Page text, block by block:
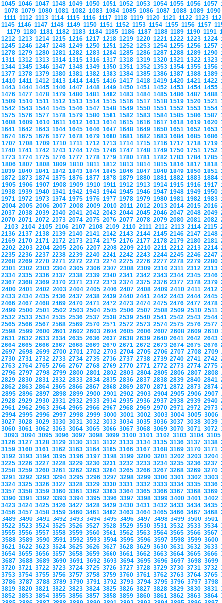
1045 1046 1047 1048 1049 1050 1051 1052 1053 1054 1055 1056 1057
1078 1079 1080 1081 1082 1083 1084 1085 1086 1087 1088 1089
1111 1112 1113 1114 1115 1116 1117 1118 1119 1120 1121 1122 1123
1145 1146 1147 1148 1149 1150 1151 1152 1153 1154 1155 1156 1157
1179 1180 1181 1182 1183 1184 1185 1186 1187 1188 1189 1190 1191
1212 1213 1214 1215 1216 1217 1218 1219 1220 1221 1222 1223 1224
1245 1246 1247 1248 1249 1250 1251 1252 1253 1254 1255 1256 1257
1278 1279 1280 1281 1282 1283 1284 1285 1286 1287 1288 1289 1290
1311 1312 1313 1314 1315 1316 1317 1318 1319 1320 1321 1322 1323
1344 1345 1346 1347 1348 1349 1350 1351 1352 1353 1354 1355 1356
1377 1378 1379 1380 1381 1382 1383 1384 1385 1386 1387 1388 1389
1410 1411 1412 1413 1414 1415 1416 1417 1418 1419 1420 1421 1422
1443 1444 1445 1446 1447 1448 1449 1450 1451 1452 1453 1454 1455
1476 1477 1478 1479 1480 1481 1482 1483 1484 1485 1486 1487 1488
1509 1510 1511 1512 1513 1514 1515 1516 1517 1518 1519 1520 1521
1542 1543 1544 1545 1546 1547 1548 1549 1550 1551 1552 1553 1554
1575 1576 1577 1578 1579 1580 1581 1582 1583 1584 1585 1586 1587
1608 1609 1610 1611 1612 1613 1614 1615 1616 1617 1618 1619 1620
1641 1642 1643 1644 1645 1646 1647 1648 1649 1650 1651 1652 1653
1674 1675 1676 1677 1678 1679 1680 1681 1682 1683 1684 1685 1686
1707 1708 1709 1710 1711 1712 1713 1714 1715 1716 1717 1718 1719
1740 1741 1742 1743 1744 1745 1746 1747 1748 1749 1750 1751 1752
1773 1774 1775 1776 1777 1778 1779 1780 1781 1782 1783 1784 1785
1806 1807 1808 1809 1810 1811 1812 1813 1814 1815 1816 1817 1818
1839 1840 1841 1842 1843 1844 1845 1846 1847 1848 1849 1850 1851
1872 1873 1874 1875 1876 1877 1878 1879 1880 1881 1882 1883 1884
1905 1906 1907 1908 1909 1910 1911 1912 1913 1914 1915 1916 1917
1938 1939 1940 1941 1942 1943 1944 1945 1946 1947 1948 1949 1950
1971 1972 1973 1974 1975 1976 1977 1978 1979 1980 1981 1982 1983
2004 2005 2006 2007 2008 2009 2010 2011 2012 2013 2014 2015 2016
2037 2038 2039 2040 2041 2042 2043 2044 2045 2046 2047 2048 2049
2070 2071 2072 2073 2074 2075 2076 2077 2078 2079 2080 2081 2082
2103 2104 2105 2106 2107 2108 2109 2110 2111 2112 2113 2114 2115
2136 2137 2138 2139 2140 2141 2142 2143 2144 2145 2146 2147 2148
2169 2170 2171 2172 2173 2174 2175 2176 2177 2178 2179 2180 2181
2202 2203 2204 2205 2206 2207 2208 2209 2210 2211 2212 2213 2214
2235 2236 2237 2238 2239 2240 2241 2242 2243 2244 2245 2246 2247
2268 2269 2270 2271 2272 2273 2274 2275 2276 2277 2278 2279 2280
2301 2302 2303 2304 2305 2306 2307 2308 2309 2310 2311 2312 2313
2334 2335 2336 2337 2338 2339 2340 2341 2342 2343 2344 2345 2346
2367 2368 2369 2370 2371 2372 2373 2374 2375 2376 2377 2378 2379
2400 2401 2402 2403 2404 2405 2406 2407 2408 2409 2410 2411 2412
2433 2434 2435 2436 2437 2438 2439 2440 2441 2442 2443 2444 2445
2466 2467 2468 2469 2470 2471 2472 2473 2474 2475 2476 2477 2478
2499 2500 2501 2502 2503 2504 2505 2506 2507 2508 2509 2510 2511
2532 2533 2534 2535 2536 2537 2538 2539 2540 2541 2542 2543 2544
2565 2566 2567 2568 2569 2570 2571 2572 2573 2574 2575 2576 2577
2598 2599 2600 2601 2602 2603 2604 2605 2606 2607 2608 2609 2610
2631 2632 2633 2634 2635 2636 2637 2638 2639 2640 2641 2642 2643
2664 2665 2666 2667 2668 2669 2670 2671 2672 2673 2674 2675 2676
2697 2698 2699 2700 2701 2702 2703 2704 2705 2706 2707 2708 2709
2730 2731 2732 2733 2734 2735 2736 2737 2738 2739 2740 2741 2742
2763 2764 2765 2766 2767 2768 2769 2770 2771 2772 2773 2774 2775
2796 2797 2798 2799 2800 2801 2802 2803 2804 2805 2806 2807 2808
2829 2830 2831 2832 2833 2834 2835 2836 2837 2838 2839 2840 2841
2862 2863 2864 2865 2866 2867 2868 2869 2870 2871 2872 2873 2874
2895 2896 2897 2898 2899 2900 2901 2902 2903 2904 2905 2906 2907
2928 2929 2930 2931 2932 2933 2934 2935 2936 2937 2938 2939 2940
2961 2962 2963 2964 2965 2966 2967 2968 2969 2970 2971 2972 2973
2994 2995 2996 2997 2998 2999 3000 3001 3002 3003 3004 3005 3006
3027 3028 3029 3030 3031 3032 3033 3034 3035 3036 3037 3038 3039
3060 3061 3062 3063 3064 3065 3066 3067 3068 3069 3070 3071 3072
3093 3094 3095 3096 3097 3098 3099 3100 3101 3102 3103 3104
3126 3127 3128 3129 3130 3131 3132 3133 3134 3135 3136 3137 3138
3159 3160 3161 3162 3163 3164 3165 3166 3167 3168 3169 3170 3171
3192 3193 3194 3195 3196 3197 3198 3199 3200 3201 3202 3203 3204
3225 3226 3227 3228 3229 3230 3231 3232 3233 3234 3235 3236 3237
3258 3259 3260 3261 3262 3263 3264 3265 3266 3267 3268 3269 3270
3291 3292 3293 3294 3295 3296 3297 3298 3299 3300 3301 3302 3303
3324 3325 3326 3327 3328 3329 3330 3331 3332 3333 3334 3335 3336
3357 3358 3359 3360 3361 3362 3363 3364 3365 3366 3367 3368 3369
3390 3391 3392 3393 3394 3395 3396 3397 3398 3399 3400 3401 3402
3423 3424 3425 3426 3427 3428 3429 3430 3431 3432 3433 3434 3435
3456 3457 3458 3459 3460 3461 3462 3463 3464 3465 3466 3467 3468
3489 3490 3491 3492 3493 3494 3495 3496 3497 3498 3499 3500 3501
3522 3523 3524 3525 3526 3527 3528 3529 3530 3531 3532 3533 3534
3555 3556 3557 3558 3559 3560 3561 3562 3563 3564 3565 3566 3567
3588 3589 3590 3591 3592 3593 3594 3595 3596 3597 3598 3599 3600
3621 3622 3623 3624 3625 3626 3627 3628 3629 3630 3631 3632 3633
3654 3655 3656 3657 3658 3659 3660 3661 3662 3663 3664 3665 3666
3687 3688 3689 3690 3691 3692 3693 3694 3695 3696 3697 3698 3699
3720 3721 3722 3723 3724 3725 3726 3727 3728 3729 3730 3731 3732
3753 3754 3755 3756 3757 3758 3759 3760 3761 3762 3763 3764 3765
3786 3787 3788 3789 3790 3791 3792 3793 3794 3795 3796 3797 3798
3819 3820 3821 3822 3823 3824 3825 3826 3827 3828 3829 3830 3831
3852 3853 3854 3855 3856 3857 3858 3859 3860 3861 3862 3863 3864